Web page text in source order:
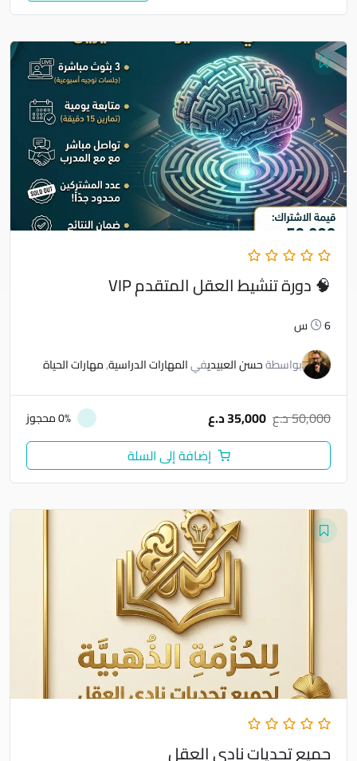
🧠 دورة تنشيط العقل المتقدم VIP
6س
بواسطةحسن العبيديفيالمهارات الدراسية,مهارات الحياة
50,000د.ع 35,000د.ع 0% محجوز
إضافة إلى السلة
جميع تحديات نادي العقل